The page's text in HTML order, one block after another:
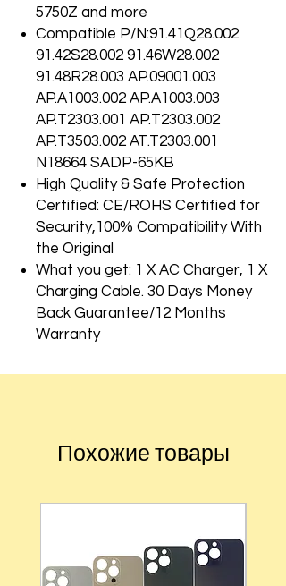
5750Z and more
Compatible P/N:91.41Q28.002
91.42S28.002 91.46W28.002
91.48R28.003 AP.09001.003
AP.A1003.002 AP.A1003.003
AP.T2303.001 AP.T2303.002
AP.T3503.002 AT.T2303.001
N18664 SADP-65KB
High Quality & Safe Protection
Certified: CE/ROHS Certified for
Security,100% Compatibility With
the Original
What you get: 1 X AC Charger, 1 X
Charging Cable. 30 Days Money
Back Guarantee/12 Months
Warranty
Похожие товары